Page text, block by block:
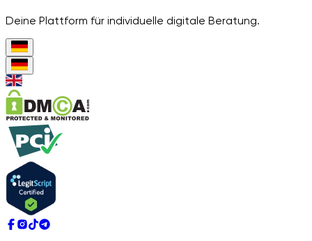
Deine Plattform für individuelle digitale Beratung.